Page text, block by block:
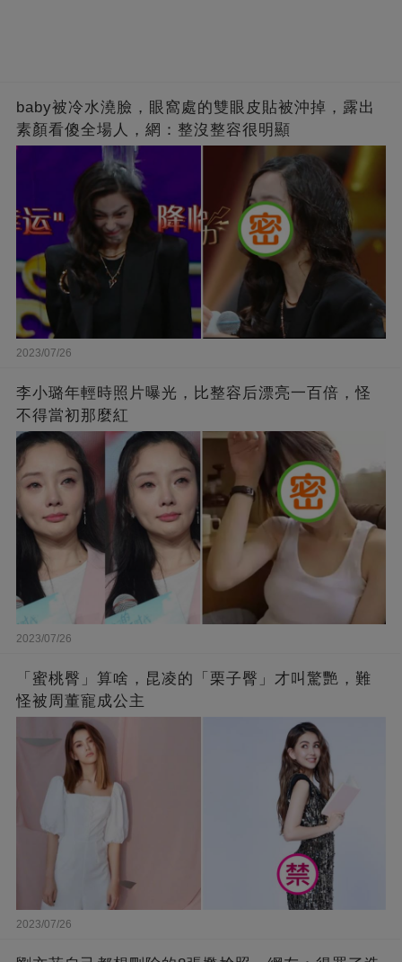
baby被冷水澆臉，眼窩處的雙眼皮貼被沖掉，露出
素顏看傻全場人，網：整沒整容很明顯
2023/07/26
李小璐年輕時照片曝光，比整容后漂亮一百倍，怪
不得當初那麼紅
2023/07/26
「蜜桃臀」算啥，昆凌的「栗子臀」才叫驚艷，難
怪被周董寵成公主
2023/07/26